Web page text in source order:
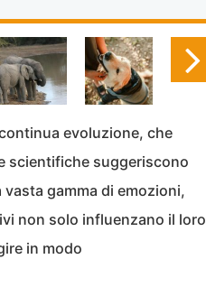
evoluzione, che
scientifiche suggeriscono
gamma di emozioni,
non solo influenzano il loro
in modo